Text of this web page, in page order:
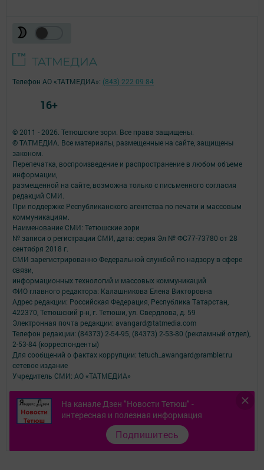
На канале Дзен "Новости Тетюш" -
интересная и полезная информация
Подпишитесь
© 2011 - 2026. Тетюшские зори. Все права защищены.
© ТАТМЕДИА. Все материалы, размещенные на сайте, защищены
законом.
Перепечатка, воспроизведение и распространение в любом объеме
информации,
размещенной на сайте, возможна только с письменного согласия
редакций СМИ.
При поддержке Республиканского агентства по печати и массовым
коммуникациям.
Наименование СМИ: Тетюшские зори
№ записи о регистрации СМИ, дата: серия Эл № ФС77-73780 от 28
сентября 2018 г.
СМИ зарегистрированно Федеральной службой по надзору в сфере
связи,
информационных технологий и массовых коммуникаций
ФИО главного редактора: Калашникова Елена Викторовна
Адрес редакции: Российская Федерация, Республика Татарстан,
422370, Тетюшский р-н, г. Тетюши, ул. Свердлова, д. 59
Электронная почта редакции: avangard@tatmedia.com
Телефон редакции: (84373) 2-54-95, (84373) 2-53-80 (рекламный отдел),
2-53-84 (корреспонденты)
Для сообщений о фактах коррупции: tetuch_awangard@rambler.ru
сетевое издание
Учредитель СМИ: АО «ТАТМЕДИА»
Антикоррупционная политика
АО «ТАТМЕДИА» использует «cookie»для персонализации сервисов и
удобства пользователей сайтом.
Использование «cookie» можно отменить в настройках браузера.
Политика конфиденциальности
Телефон АО «ТАТМЕДИА»: (843) 222 09 84
16+